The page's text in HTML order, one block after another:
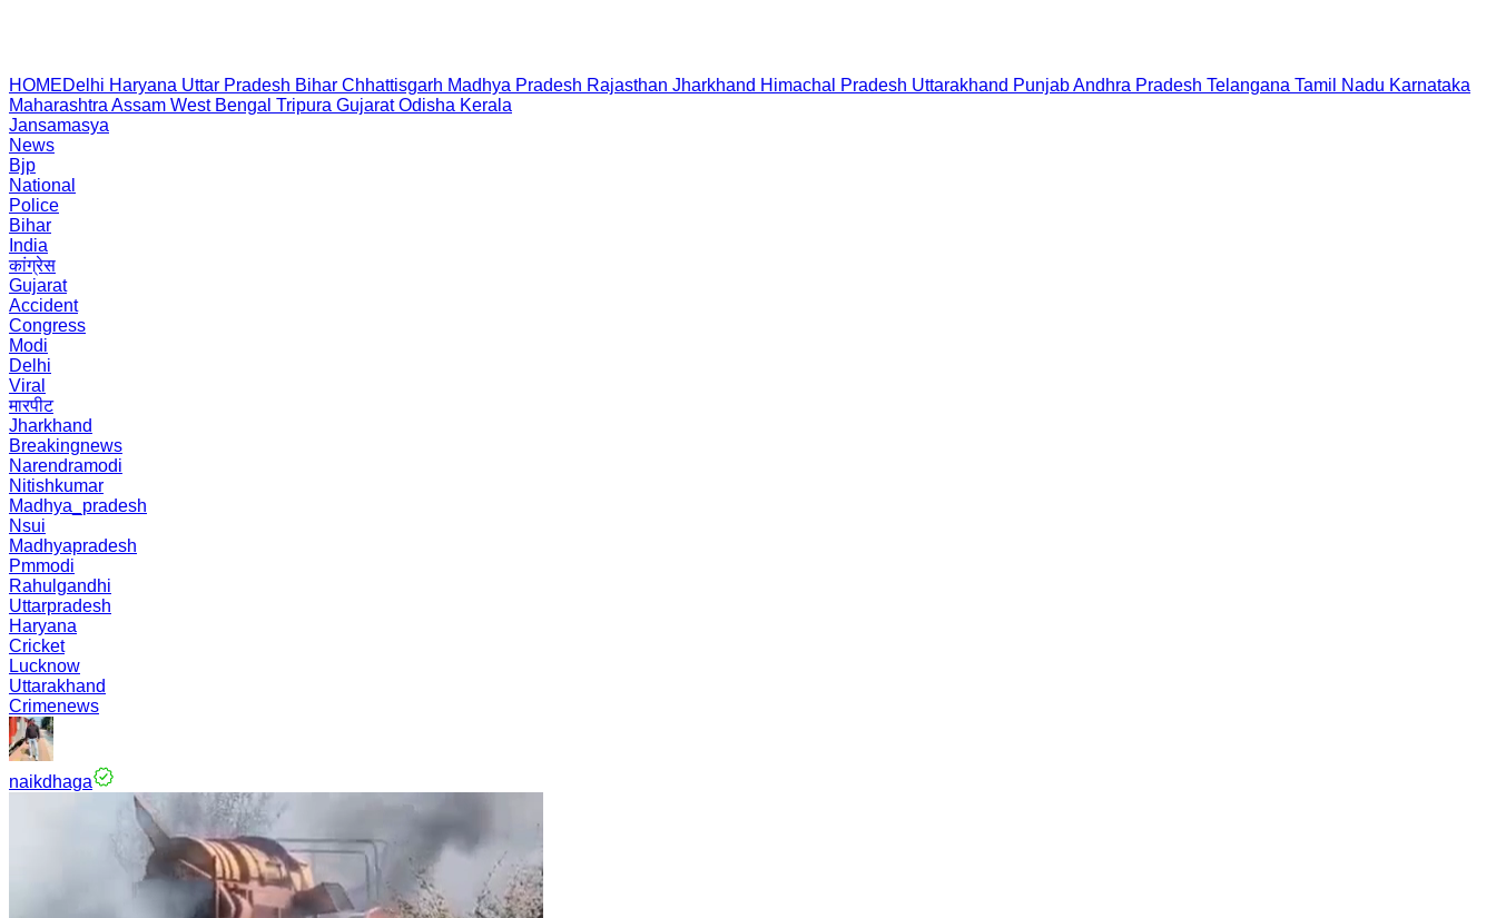
HOMEDelhi Haryana Uttar Pradesh Bihar Chhattisgarh Madhya Pradesh Rajasthan Jharkhand Himachal Pradesh Uttarakhand PunjabAndhra Pradesh Telangana Tamil Nadu Karnataka
Maharashtra Assam West Bengal Tripura Gujarat Odisha Kerala
Jansamasya
News
Bjp
National
Police
Bihar
India
कांग्रेस
Gujarat
Accident
Congress
Modi
Delhi
Viral
मारपीट
Jharkhand
Breakingnews
Narendramodi
Nitishkumar
Madhya_pradesh
Nsui
Madhyapradesh
Pmmodi
Rahulgandhi
Uttarpradesh
Haryana
Cricket
Lucknow
Uttarakhand
Crimenews
naikdhaga